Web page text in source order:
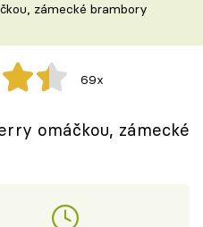
zámecké brambory
69x
omáčkou, zámecké